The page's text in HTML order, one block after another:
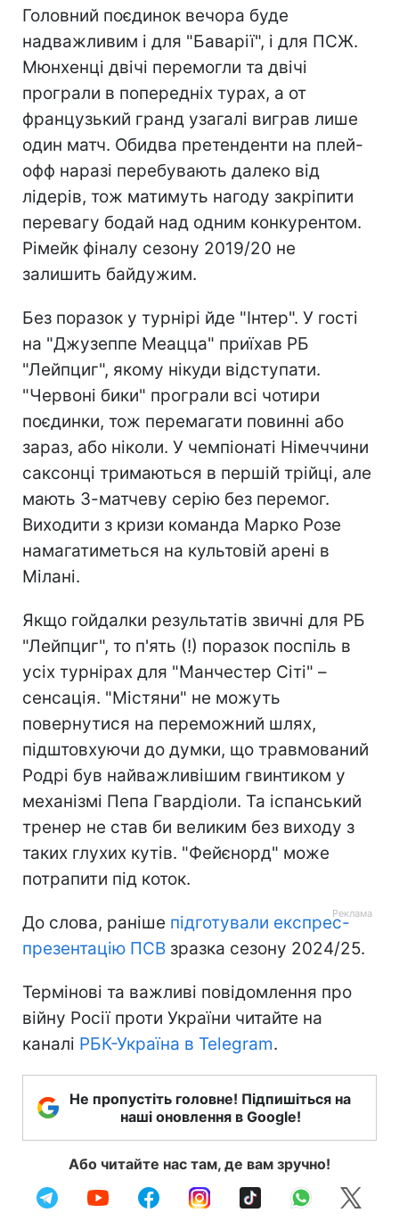
Головний поєдинок вечора буде
надважливим і для "Баварії", і для ПСЖ.
Мюнхенці двічі перемогли та двічі
програли в попередніх турах, а от
французький гранд узагалі виграв лише
один матч. Обидва претенденти на плей-
офф наразі перебувають далеко від
лідерів, тож матимуть нагоду закріпити
перевагу бодай над одним конкурентом.
Рімейк фіналу сезону 2019/20 не
залишить байдужим.
Без поразок у турнірі йде "Інтер". У гості
на "Джузеппе Меацца" приїхав РБ
"Лейпциг", якому нікуди відступати.
"Червоні бики" програли всі чотири
поєдинки, тож перемагати повинні або
зараз, або ніколи. У чемпіонаті Німеччини
саксонці тримаються в першій трійці, але
мають 3-матчеву серію без перемог.
Виходити з кризи команда Марко Розе
намагатиметься на культовій арені в
Мілані.
Якщо гойдалки результатів звичні для РБ
"Лейпциг", то п'ять (!) поразок поспіль в
усіх турнірах для "Манчестер Сіті" –
сенсація. "Містяни" не можуть
повернутися на переможний шлях,
підштовхуючи до думки, що травмований
Родрі був найважливішим гвинтиком у
механізмі Пепа Гвардіоли. Та іспанський
тренер не став би великим без виходу з
таких глухих кутів. "Фейєнорд" може
потрапити під коток.
До слова, раніше підготували експрес-
презентацію ПСВ зразка сезону 2024/25.
Термінові та важливі повідомлення про
війну Росії проти України читайте на
каналі РБК-Україна в Telegram.
Не пропустіть головне! Підпишіться на
наші оновлення в Google!
Або читайте нас там, де вам зручно!